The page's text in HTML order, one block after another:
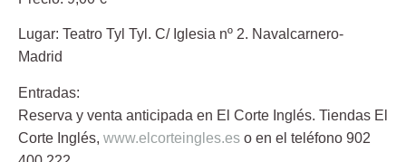
Lugar: Teatro Tyl Tyl. C/ Iglesia nº 2. Navalcarnero-
Madrid
Entradas:
Reserva y venta anticipada en El Corte Inglés. Tiendas El
Corte Inglés, www.elcorteingles.es o en el teléfono 902